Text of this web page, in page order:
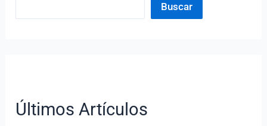
Buscar
Últimos Artículos